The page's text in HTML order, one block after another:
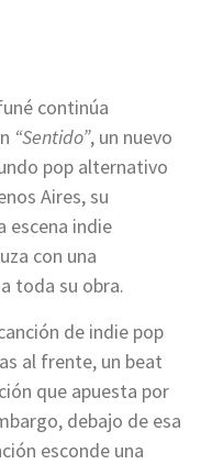
continúa
“Sentido”, un nuevo
pop alternativo
Aires, su
escena indie
con una
toda su obra.
de indie pop
al frente, un beat
que apuesta por
debajo de esa
esconde una